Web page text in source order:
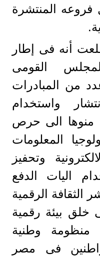
فروعه المنتشرة
أنه فى إطار
القومى
من المبادرات
واستخدام
منوها الى حرص
المعلومات
وتحفيز
اليات الدفع
الثقافة الرقمية
خلق بيئة رقمية
وطنية
فى مصر